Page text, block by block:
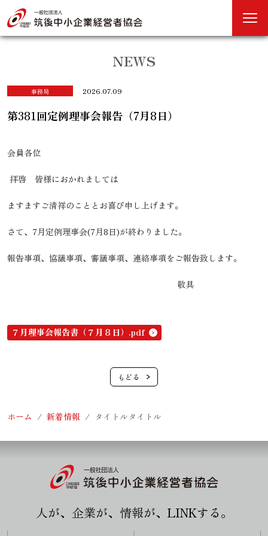
NEWS
事務局 2026.07.09
第381回定例理事会報告（7月8日）
会員各位
拝啓 皆様におかれましては
ますますご清祥のこととお喜び申し上げます。
さて、7月定例理事会(7月8日)が終わりました。
報告事項、協議事項、審議事項、連絡事項をご報告致します。
敬具
７月理事会報告書（７月８日）.pdf
ホーム 新着情報 タイトルタイトル
人が、企業が、情報が、LINKする。